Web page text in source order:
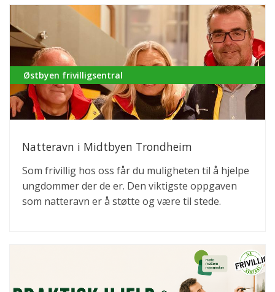
Østbyen frivilligsentral
Natteravn i Midtbyen Trondheim
Som frivillig hos oss får du muligheten til å hjelpe
ungdommer der de er. Den viktigste oppgaven
som natteravn er å støtte og være til stede.